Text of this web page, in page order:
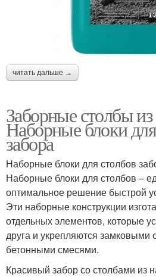
читать дальше →
Заборные столбы из
Наборные блоки
забора
Наборные блоки для столбов
Наборные блоки для столбов –
оптимальное решение быстрой
Эти наборные конструкции
отдельных элементов, которые
друга и укрепляются замковыми
бетонными смесями.
Красивый забор со столбами из